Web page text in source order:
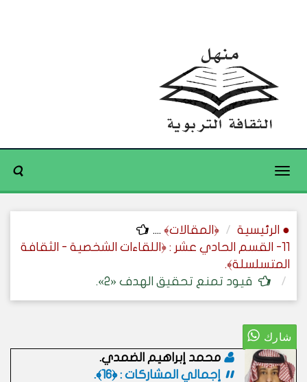
Toggle
● الرئيسية ﴿المقالات﴾ ....
11- القسم الحادي عشر : ﴿اللقاءات الشخصية - الثقافة
المتسلسلة﴾.
قيود تمنع تحقيق الهدف «2».
محمد إبراهيم الضمدي.
إجمالي المشاركات : ﴿16﴾.